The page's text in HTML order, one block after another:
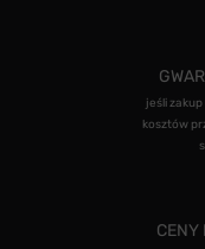
jeśli
kosztów
CENY